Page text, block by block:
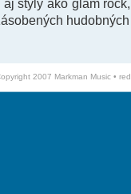
2007 Markman Music •